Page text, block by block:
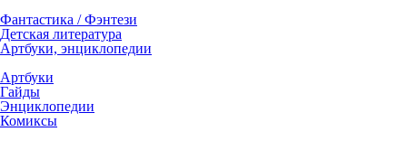
Фантастика / Фэнтези
Детская литература
Артбуки, энциклопедии
Артбуки
Гайды
Энциклопедии
Комиксы